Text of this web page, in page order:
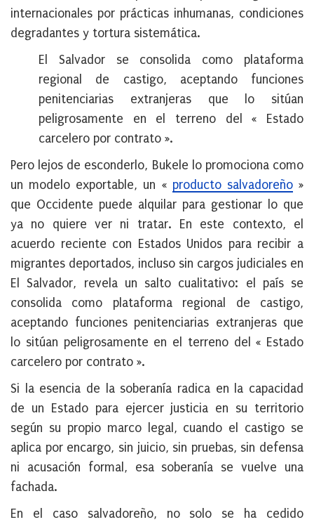
internacionales por prácticas inhumanas, condiciones
degradantes y tortura sistemática.
El Salvador se consolida como plataforma
regional de castigo, aceptando funciones
penitenciarias extranjeras que lo sitúan
peligrosamente en el terreno del « Estado
carcelero por contrato ».
Pero lejos de esconderlo, Bukele lo promociona como
un modelo exportable, un « producto salvadoreño»
que Occidente puede alquilar para gestionar lo que
ya no quiere ver ni tratar. En este contexto, el
acuerdo reciente con Estados Unidos para recibir a
migrantes deportados, incluso sin cargos judiciales en
El Salvador, revela un salto cualitativo: el país se
consolida como plataforma regional de castigo,
aceptando funciones penitenciarias extranjeras que
lo sitúan peligrosamente en el terreno del « Estado
carcelero por contrato ».
Si la esencia de la soberanía radica en la capacidad
de un Estado para ejercer justicia en su territorio
según su propio marco legal, cuando el castigo se
aplica por encargo, sin juicio, sin pruebas, sin defensa
ni acusación formal, esa soberanía se vuelve una
fachada.
En el caso salvadoreño, no solo se ha cedido